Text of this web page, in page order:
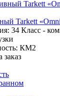
Tarkett
34 Класс -
КМ2
заказ